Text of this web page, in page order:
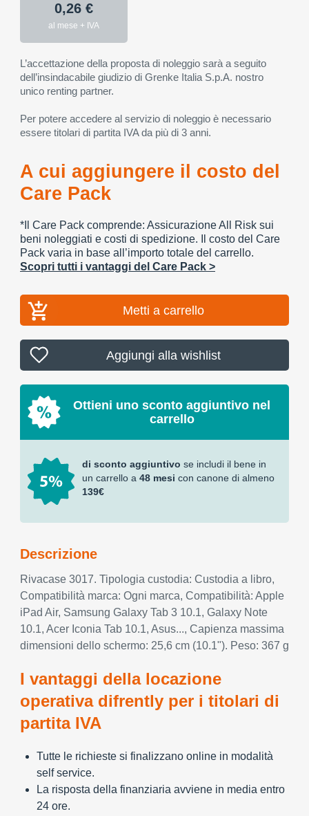
0,26 €
al mese + IVA
L’accettazione della proposta di noleggio sarà a seguito
dell’insindacabile giudizio di Grenke Italia S.p.A. nostro
unico renting partner.
Per potere accedere al servizio di noleggio è necessario
essere titolari di partita IVA da più di 3 anni.
A cui aggiungere il costo del
Care Pack
*Il Care Pack comprende: Assicurazione All Risk sui
beni noleggiati e costi di spedizione. Il costo del Care
Pack varia in base all’importo totale del carrello.
Scopri tutti i vantaggi del Care Pack >
Metti a carrello
Aggiungi alla wishlist
Ottieni uno sconto aggiuntivo nel
carrello
di sconto aggiuntivo se includi il bene in
un carrello a 48 mesi con canone di almeno
139€
Descrizione
Rivacase 3017. Tipologia custodia: Custodia a libro,
Compatibilità marca: Ogni marca, Compatibilità: Apple
iPad Air, Samsung Galaxy Tab 3 10.1, Galaxy Note
10.1, Acer Iconia Tab 10.1, Asus..., Capienza massima
dimensioni dello schermo: 25,6 cm (10.1"). Peso: 367 g
I vantaggi della locazione
operativa difrently per i titolari di
partita IVA
Tutte le richieste si finalizzano online in modalità
self service.
La risposta della finanziaria avviene in media entro
24 ore.